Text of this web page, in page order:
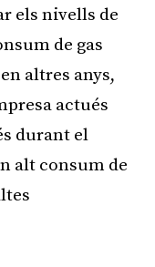
els nivells de
de gas
altres anys,
actués
durant el
alt consum de